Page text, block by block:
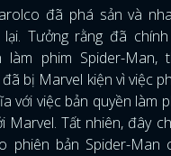
đã phá sản và
Tưởng rằng đã
làm phim Spider-Man,
bị Marvel kiện vì việc
với việc bản quyền làm
Marvel. Tất nhiên, đây
phiên bản Spider-Man